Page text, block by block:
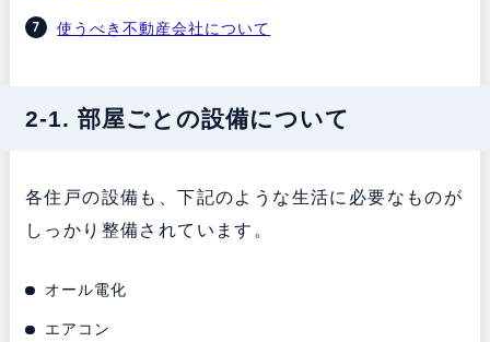
使うべき不動産会社について
2-1. 部屋ごとの設備について
各住戸の設備も、下記のような生活に必要なものが
しっかり整備されています。
オール電化
エアコン